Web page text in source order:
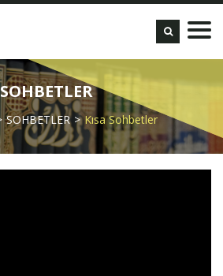
SOHBETLER
SOHBETLER Kısa Sohbetler